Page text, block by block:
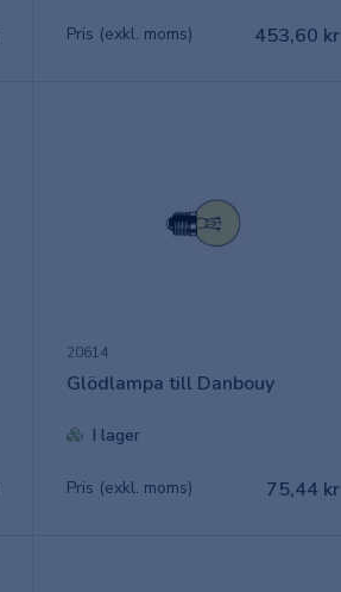
Pris (exkl. moms) 453,60 kr
20614
Glödlampa till Danbouy
I lager
Pris (exkl. moms) 75,44 kr